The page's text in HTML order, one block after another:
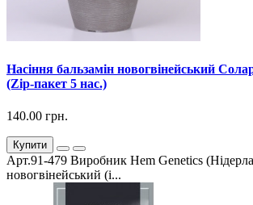
Насіння бальзамін новогвінейський
(Zip-пакет 5 нас.)
140.00 грн.
Купити
Арт.91-479 Виробник Hem Genetics
новогвінейський (і...